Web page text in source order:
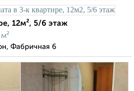
12м², 5/6 этаж
м²
Фабричная 6